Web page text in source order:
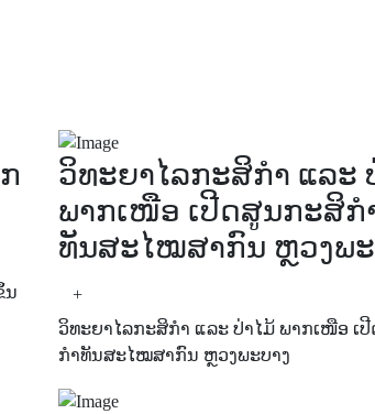
ນ
ວິທະຍາໄລກະສິກຳ ແລະ
ພາກເໜືອ ເປີດສູນກະສິກໍ
ທັນສະໄໝສາກົນ ຫຼວງພະ
+
ວິທະຍາໄລກະສິກຳ ແລະ ປ່າໄມ້ ພາກເໜືອ ເ
ກໍາທັນສະໄໝສາກົນ ຫຼວງພະບາງ